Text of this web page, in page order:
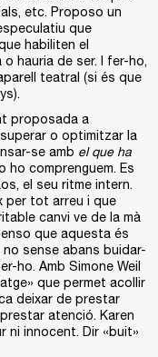
etc. Proposo un
que
habiliten el
hauria de ser. I fer-ho,
teatral (si és que
proposada a
o optimitzar la
se amb el que ha
ho comprenguem. Es
el seu ritme intern.
per tot arreu i que
canvi ve de la mà
que aquesta és
no sense abans buidar-
ho. Amb Simone Weil
que permet acollir
deixar de prestar
atenció. Karen
ni innocent. Dir «buit»